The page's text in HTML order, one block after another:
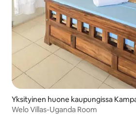
Yksityinen huone kaupungissa
Welo Villas-Uganda Room